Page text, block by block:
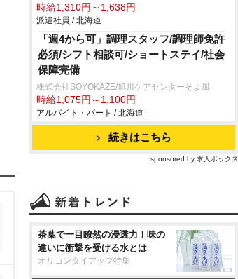
時給1,310円～1,638円
派遣社員 / 北海道
「週4から可」調理スタッフ/調理師免許
必須/シフト相談可/ショートステイ/社会
保障完備
株式会社SOYOKAZE/旭川ケアセンターそよ風
時給1,075円～1,100円
アルバイト・パート / 北海道
続きはこちら
sponsored by 求人ボックス
茶葉で一目瞭然の浸透力！味の
違いに衝撃を受ける水とは
オリコンタイアップ特集